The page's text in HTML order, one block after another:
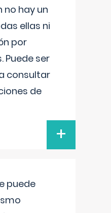
no hay un
ellas ni
por
Puede ser
consultar
de
+
puede